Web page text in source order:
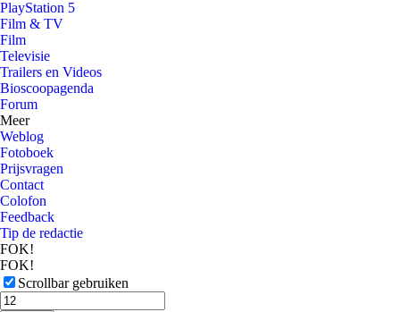
PlayStation 5
Film & TV
Film
Televisie
Trailers en Videos
Bioscoopagenda
Forum
Meer
Weblog
Fotoboek
Prijsvragen
Contact
Colofon
Feedback
Tip de redactie
FOK!
FOK!
Scrollbar gebruiken